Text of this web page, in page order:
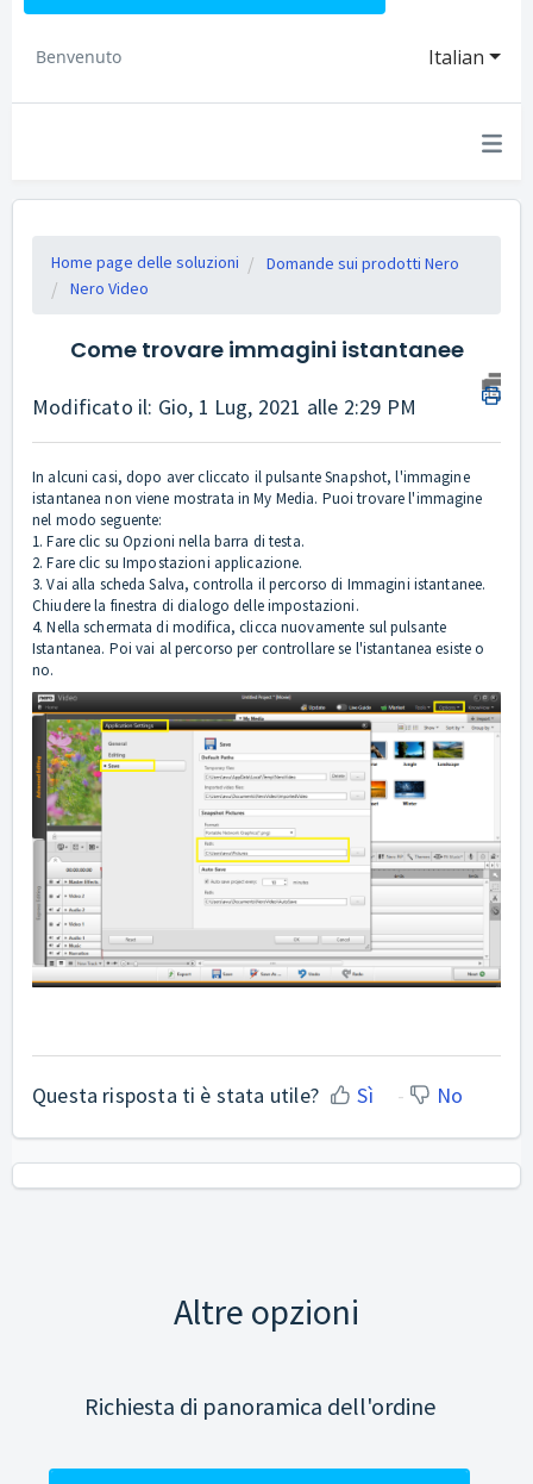
Italian
Benvenuto
Home page delle soluzioni
Domande sui prodotti Nero
Nero Video
Come trovare immagini istantanee
Modificato il: Gio, 1 Lug, 2021 alle 2:29 PM
In alcuni casi, dopo aver cliccato il pulsante Snapshot, l'immagine
istantanea non viene mostrata in My Media. Puoi trovare l'immagine
nel modo seguente:
1. Fare clic su Opzioni nella barra di testa.
2. Fare clic su Impostazioni applicazione.
3. Vai alla scheda Salva, controlla il percorso di Immagini istantanee.
Chiudere la finestra di dialogo delle impostazioni.
4. Nella schermata di modifica, clicca nuovamente sul pulsante
Istantanea. Poi vai al percorso per controllare se l'istantanea esiste o
no.
Questa risposta ti è stata utile? Sì No
Altre opzioni
Richiesta di panoramica dell'ordine